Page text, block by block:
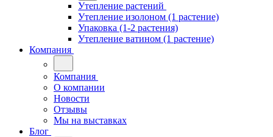
Утепление растений
Утепление изолоном (1 растение)
Упаковка (1-2 растения)
Утепление ватином (1 растение)
Компания
Компания
О компании
Новости
Отзывы
Мы на выставках
Блог